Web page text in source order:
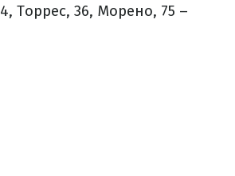
Торрес, 36, Морено, 75 –